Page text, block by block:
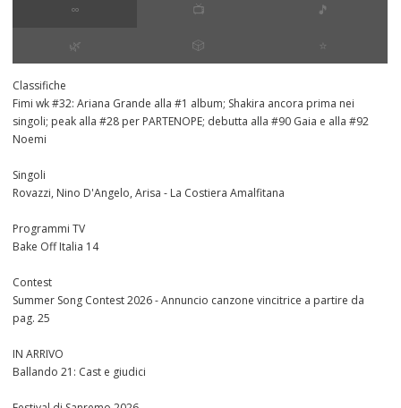
∞ 📺 🎵
🌿 🎲 ⭐️
Classifiche
Fimi wk #32: Ariana Grande alla #1 album; Shakira ancora prima nei
singoli; peak alla #28 per PARTENOPE; debutta alla #90 Gaia e alla #92
Noemi
Singoli
Rovazzi, Nino D'Angelo, Arisa - La Costiera Amalfitana
Programmi TV
Bake Off Italia 14
Contest
Summer Song Contest 2026 - Annuncio canzone vincitrice a partire da
pag. 25
IN ARRIVO
Ballando 21: Cast e giudici